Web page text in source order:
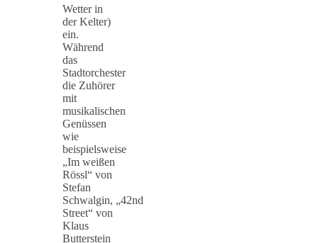
Wetter in
der Kelter)
ein.
Während
das
Stadtorchester
die Zuhörer
mit
musikalischen
Genüssen
wie
beispielsweise
„Im weißen
Rössl“ von
Stefan
Schwalgin, „42nd
Street“ von
Klaus
Butterstein